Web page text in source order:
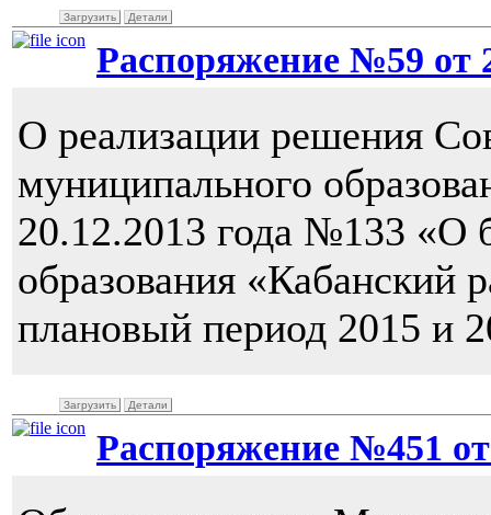
Загрузить Детали
Распоряжение №59 от
О реализации решения
муниципального
20.12.2013 года №133 «О
образования «Кабанский
плановый период 2015 и
Загрузить Детали
Распоряжение №451 от